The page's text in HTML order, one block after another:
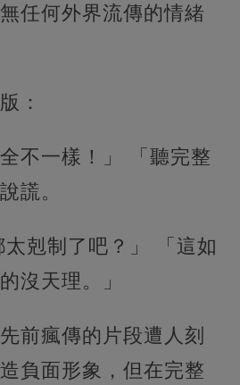
無任何外界流傳的情緒
：
不一樣！」 「聽完整
謊。
太剋制了吧？」 「這如
沒天理。」
前瘋傳的片段遭人刻
負面形象，但在完整